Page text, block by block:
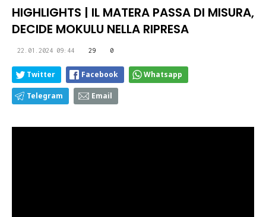
HIGHLIGHTS | IL MATERA PASSA DI MISURA,
DECIDE MOKULU NELLA RIPRESA
22.01.2024 09:44 29 0
Twitter Facebook Whatsapp
Telegram Email